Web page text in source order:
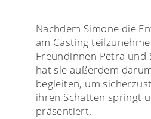
Nachdem Simone die
am Casting
Freundinnen Petra und
hat sie außerdem
begleiten, um
ihren Schatten springt
präsentiert.